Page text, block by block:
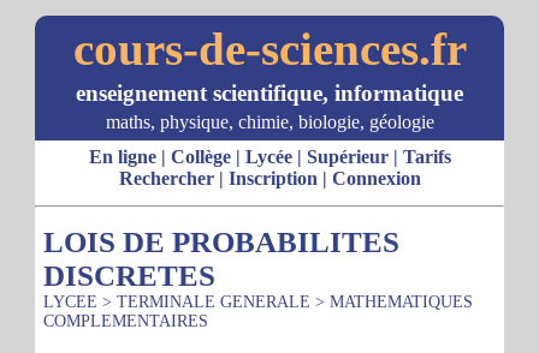
cours-de-sciences.fr
enseignement scientifique, informatique
maths, physique, chimie, biologie, géologie
En ligne| Collège| Lycée| Supérieur| Tarifs
Rechercher| Inscription | Connexion
LOIS DE PROBABILITES
DISCRETES
LYCEE > TERMINALE GENERALE > MATHEMATIQUES
COMPLEMENTAIRES